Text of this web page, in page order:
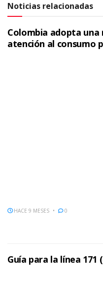
Noticias relacionadas
Colombia adopta
atención al consumo
HACE 9 MESES 0
Guía para la línea 171